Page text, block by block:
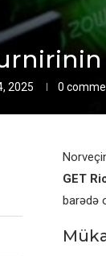
2025 0
GET
barədə